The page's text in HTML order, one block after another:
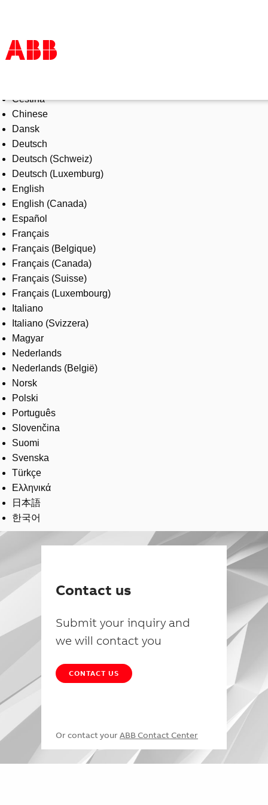
Products & Solutions
Industries
Services
About us
Where to buy
Contact us
Careers
Čeština
Chinese
Dansk
Deutsch
Deutsch (Schweiz)
Deutsch (Luxemburg)
English
English (Canada)
Español
Français
Français (Belgique)
Français (Canada)
Français (Suisse)
Français (Luxembourg)
Italiano
Italiano (Svizzera)
Magyar
Nederlands
Nederlands (België)
Norsk
Polski
Português
Slovenčina
Suomi
Svenska
Türkçe
Ελληνικά
日本語
한국어
Contact us
Submit your inquiry and
we will contact you
CONTACT US
Or contact your ABB Contact Center